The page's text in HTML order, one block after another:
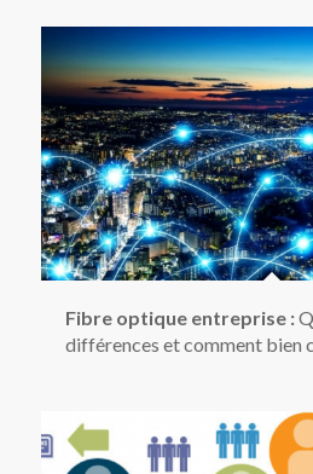
Fibre optique entreprise :
différences et comment bien